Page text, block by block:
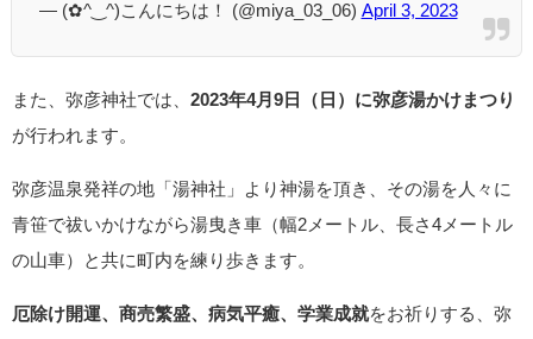
— (⁠✿⁠^⁠‿⁠^⁠)こんにちは！ (@miya_03_06) April 3, 2023
また、弥彦神社では、 2023年4月9日（日）に弥彦湯かけまつり
が行われます。
弥彦温泉発祥の地「湯神社」より神湯を頂き、その湯を人々に
青笹で祓いかけながら湯曳き車（幅2メートル、長さ4メートル
の山車）と共に町内を練り歩きます。
厄除け開運、商売繁盛、病気平癒、学業成就をお祈りする、弥